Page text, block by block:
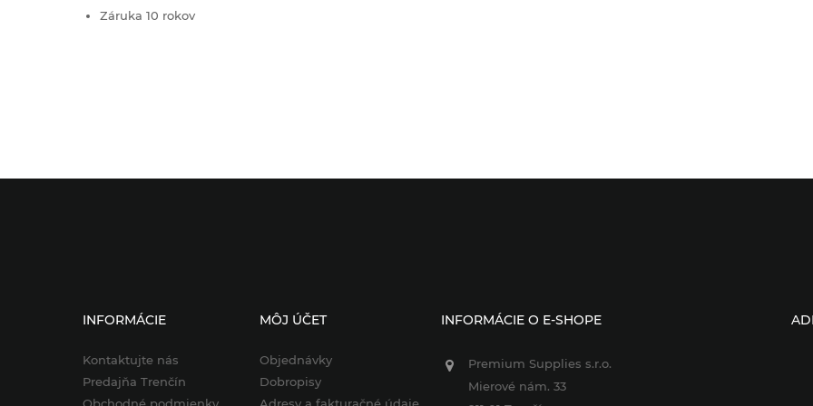
Záruka 10 rokov
INFORMÁCIE
Kontaktujte nás
Predajňa Trenčín
MÔJ ÚČET
Objednávky
Dobropisy
INFORMÁCIE O E-SHOPE
Premium Supplies s.r.o.
Mierové nám. 33